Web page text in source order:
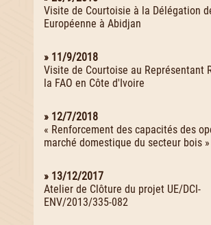
Visite de Courtoisie à la Délégation
Européenne à Abidjan
» 11/9/2018
Visite de Courtoise au Représentant
la FAO en Côte d'Ivoire
» 12/7/2018
« Renforcement des capacités des
marché domestique du secteur bois »
» 13/12/2017
Atelier de Clôture du projet UE/DCI-
ENV/2013/335-082